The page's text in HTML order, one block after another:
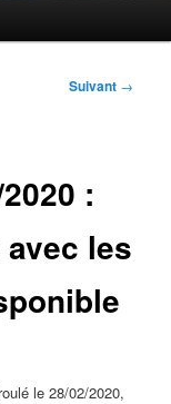
Suivant →
:
les
le 28/02/2020,